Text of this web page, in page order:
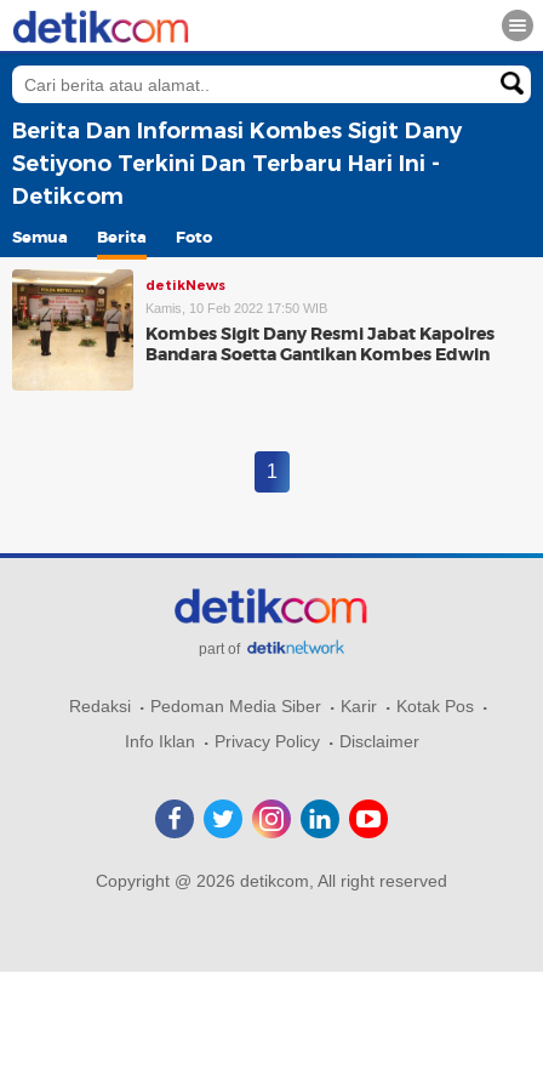
Berita Dan Informasi Kombes Sigit Dany
Setiyono Terkini Dan Terbaru Hari Ini -
Detikcom
Semua Berita Foto
detikNews
Kamis, 10 Feb 2022 17:50 WIB
Kombes Sigit Dany Resmi Jabat Kapolres
Bandara Soetta Gantikan Kombes Edwin
1
part of
Redaksi Pedoman Media Siber Karir
Kotak Pos
Info Iklan
Privacy Policy Disclaimer
Copyright @ 2026 detikcom, All right reserved